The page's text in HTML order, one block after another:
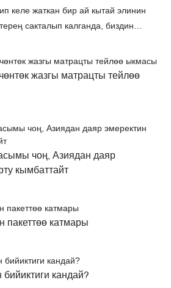
келе жаткан бир ай кытай элинин
сакталып калганда, биздин
жана жандуулуктун кайталангыс
сентябрда бадминтон боюнча
шаан-шөкөттөрдүн шаңдуу үндөрү
жөн гана мелдеш катары эмес,
толтурду. Бул энергия 3-
күрөштө Кытайдын Жеңишине жана
аякташына кынтыксыз агып
күчтүү баянды түзөт: дени сак,
өнүккөн келечекти жигердүү куруу
жазгы матрацты тейлөө
чоң, Азиядан даяр
кымбаттайт
пакеттөө катмары
кандай?